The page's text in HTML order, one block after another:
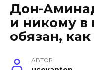
Дон-
и никому в
обязан,
АВТОР